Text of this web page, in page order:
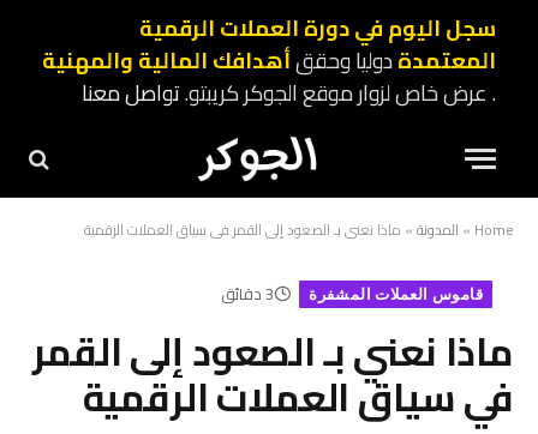
سجل اليوم في دورة العملات الرقمية
المعتمدةدوليا وحققأهدافك المالية والمهنية
. عرض خاص لزوار موقع الجوكر كريبتو.تواصل معنا
Home
» المدونة» ماذا نعني بـ الصعود إلى القمر في سياق العملات الرقمية
قاموس العملات المشفرة 3 دقائق
ماذا نعني بـ الصعود إلى القمر
في سياق العملات الرقمية